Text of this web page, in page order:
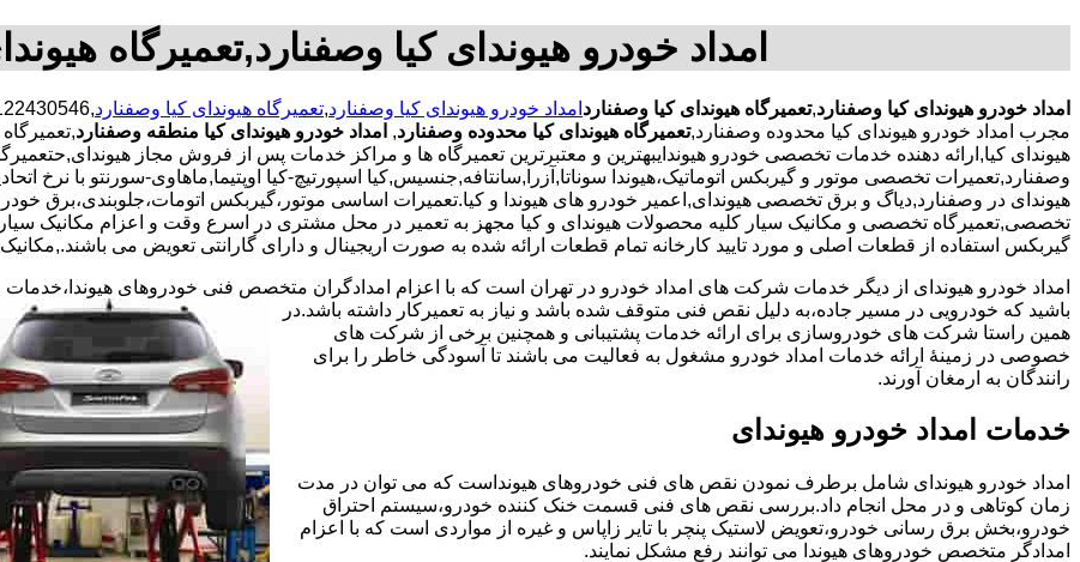
امداد خودرو هیوندای کیا وصفنارد,تعمیرگاه
امداد خودرو هیوندای کیا وصفنارد,تعمیرگاه هیوندای کیا وصفنارد امداد خودرو هیوندای کیا وصفنارد,تعمیرگاه هیوندای کیا وصفنارد
مجرب امداد خودرو هیوندای کیا محدوده وصفنارد,تعمیرگاه هیوندای کیا محدوده وصفنارد, امداد خودرو هیوندای کیا منطقه وصفنارد
هیوندای کیا,ارائه دهنده خدمات تخصصی خودرو هیوندایبهترین و معتبرترین تعمیرگاه ها و مراکز خدمات پس از فروش مجاز
وصفنارد,تعمیرات تخصصی موتور و گیربکس اتوماتیک،هیوندا سوناتا,آزرا,سانتافه,جنسیس,کیا اسپورتیچ-کیا اوپتیما‌,ماهاوی-سورنتو با نرخ
هیوندای در وصفنارد,دیاگ و برق تخصصی هیوندای,اعمیر خودرو های هیوندا و کیا.تعمیرات اساسی موتور،گیربکس اتومات،جلوبندی،برق
تخصصی,تعمیرگاه تخصصی و مکانیک سیار کلیه محصولات هیوندای و کیا مجهز به تعمیر در محل مشتری در اسرع وقت و اعزام مکانیک
گیربکس استفاده از قطعات اصلی و مورد تایید کارخانه تمام قطعات ارائه شده به صورت اریجینال و دارای گارانتی تعویض می
امداد خودرو هیوندای از دیگر خدمات شرکت های امداد خودرو در تهران است که با اعزام امدادگران متخصص فنی خودروهای
باشید که خودرویی در مسیر جاده،به دلیل نقص فنی متوقف شده باشد و نیاز به تعمیرکار داشته باشد.در
همین راستا شرکت های خودروسازی برای ارائه خدمات پشتیبانی و همچنین برخی از شرکت های
خصوصی در زمینۀ ارائه خدمات امداد خودرو مشغول به فعالیت می باشند تا آسودگی خاطر را برای
رانندگان به ارمغان آورند.
خدمات امداد خودرو هیوندای
امداد خودرو هیوندای شامل برطرف نمودن نقص های فنی خودروهای هیونداست که می توان در مدت
زمان کوتاهی و در محل انجام داد.بررسی نقص های فنی قسمت خنک کننده خودرو،سیستم احتراق
خودرو،بخش برق رسانی خودرو،تعویض لاستیک پنچر با تایر زاپاس و غیره از مواردی است که با اعزام
امدادگر متخصص خودروهای هیوندا می توانند رفع مشکل نمایند.